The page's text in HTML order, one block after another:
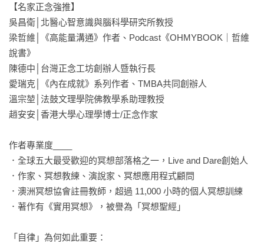
【名家正念強推】
吳昌衛│北醫心智意識與腦科學研究所教授
梁哲維│《高能量溝通》作者、Podcast《OHMYBOOK｜哲維
說書》
陳德中│台灣正念工坊創辦人暨執行長
愛瑞克│《內在成就》系列作者、TMBA共同創辦人
溫宗堃│法鼓文理學院佛教學系助理教授
趙安安│香港大學心理學博士/正念作家
作者專業度____
．全球五大最受歡迎的冥想部落格之一，Live and Dare創始人
．作家、冥想教練、演說家、冥想應用程式顧問
．澳洲冥想協會註冊教師，超過 11,000 小時的個人冥想訓練
．著作有《實用冥想》，被譽為「冥想聖經」
「自律」為何如此重要：